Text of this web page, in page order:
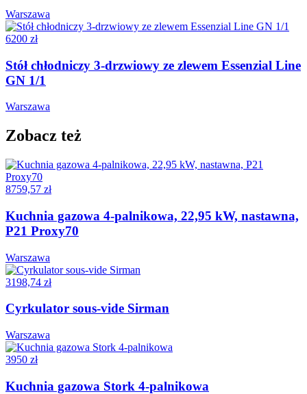
Warszawa
6200 zł
Stół chłodniczy 3-drzwiowy ze zlewem Essenzial Line
GN 1/1
Warszawa
Zobacz też
8759,57 zł
Kuchnia gazowa 4-palnikowa, 22,95 kW, nastawna,
P21 Proxy70
Warszawa
3198,74 zł
Cyrkulator sous-vide Sirman
Warszawa
3950 zł
Kuchnia gazowa Stork 4-palnikowa